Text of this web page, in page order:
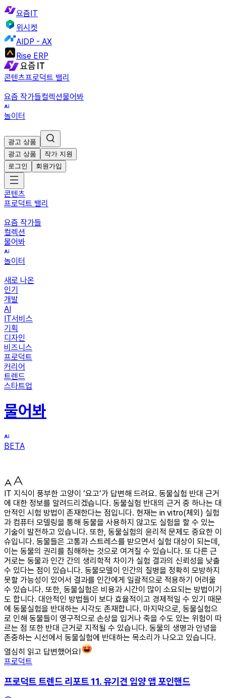
요즘IT
위시켓
AIDP - AX
Rise ERP
콘텐츠프로덕트 밸리
요즘 작가들컬렉션물어봐
놀이터
광고 상품
광고 상품
작가 지원
로그인
회원가입
콘텐츠
프로덕트 밸리
요즘 작가들
컬렉션
물어봐
놀이터
새로 나온
인기
개발
AI
IT서비스
기획
디자인
비즈니스
프로덕트
커리어
트렌드
스타트업
물어봐
BETA
IT 지식이 풍부한 고양이 ‘요고’가 답변해 드려요. 동물실험 반대 근거
에 대한 정보를 알려드리겠습니다. 동물실험 반대의 근거 중 하나는 대
안적인 시험 방법이 존재한다는 점입니다. 현재는 in vitro(체외) 실험
과 컴퓨터 모델링을 통해 동물을 사용하지 않고도 실험을 할 수 있는
기술이 발전하고 있습니다. 또한, 동물실험의 윤리적 문제도 중요한 이
슈입니다. 동물들은 고통과 스트레스를 받으면서 실험 대상이 되는데,
이는 동물의 권리를 침해하는 것으로 여겨질 수 있습니다. 또 다른 근
거로는 동물과 인간 간의 생리학적 차이가 실험 결과의 신뢰성을 낮출
수 있다는 점이 있습니다. 동물모델이 인간의 질병을 정확히 모방하지
못할 가능성이 있어서 결과를 인간에게 일괄적으로 적용하기 어려울
수 있습니다. 또한, 동물실험은 비용과 시간이 많이 소요되는 방법이기
도 합니다. 대안적인 방법들이 보다 효율적이고 경제적일 수 있기 때문
에 동물실험을 반대하는 시각도 존재합니다. 마지막으로, 동물실험으
로 인해 동물들이 영구적으로 손상을 입거나 죽을 수도 있는 위험이 따
르는 점 또한 반대 근거로 지적될 수 있습니다. 동물의 생명과 안녕을
존중하는 시선에서 동물실험에 반대하는 목소리가 나오고 있습니다.
열심히 읽고 답변했어요!
프로덕트
프로덕트 트렌드 리포트 11. 유기견 입양 앱 포인핸드